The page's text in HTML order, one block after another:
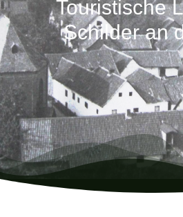
Touristische
Schilder an